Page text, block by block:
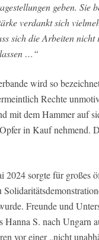
geben. Sie
verdankt sich
sich die Arbeiten nicht
…“
wird so
Rechte
mit dem Hammer auf
in Kauf nehmend.
2024 sorgte für großes
Freunde und
Hanna S. nach Ungarn
vor einer „nicht